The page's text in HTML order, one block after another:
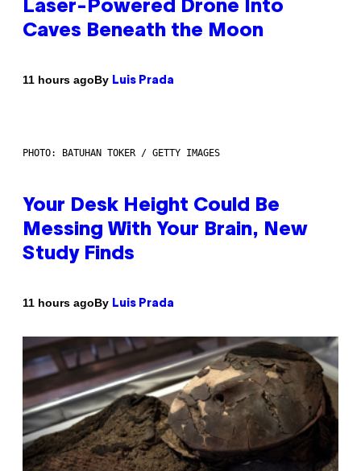
Laser-Powered Drone Into
Caves Beneath the Moon
11 hours agoBy Luis Prada
PHOTO: BATUHAN TOKER / GETTY IMAGES
Your Desk Height Could Be
Messing With Your Brain, New
Study Finds
11 hours agoBy Luis Prada